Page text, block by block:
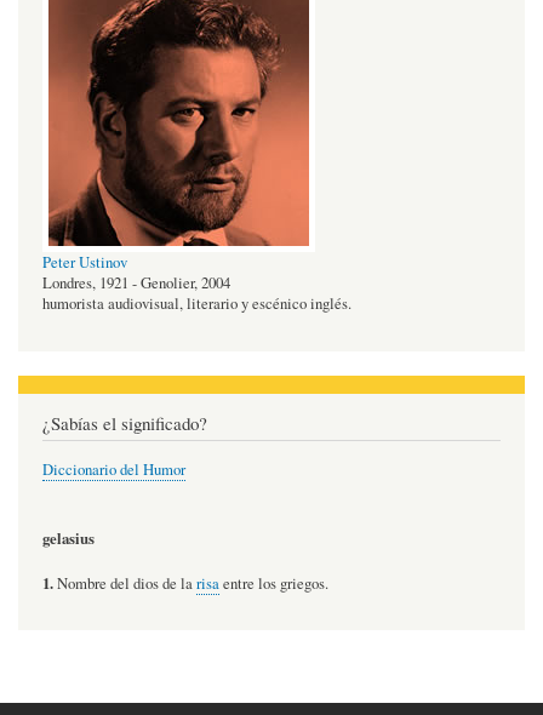
Peter Ustinov
Londres, 1921 - Genolier, 2004
humorista audiovisual, literario y escénico inglés.
¿Sabías el significado?
Diccionario del Humor
gelasius
1.Nombre del dios de larisaentre los griegos.